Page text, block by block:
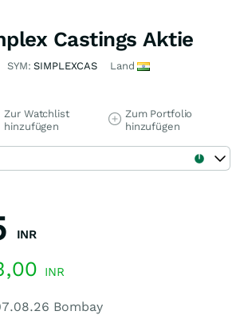
Castings Aktie
SYM:SIMPLEXCAS Land
Zur Watchlist
hinzufügen
Zum Portfolio
hinzufügen
INR
INR
Bombay